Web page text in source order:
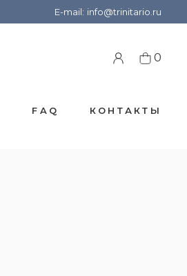
E-mail: info@trinitario.ru
0
FAQ КОНТАКТЫ